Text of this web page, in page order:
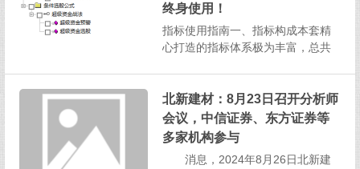
终身使用！
指标使用指南一、指标构成本套精
心打造的指标体系极为丰富，总共
标，总计7个指标，为投资者提供全
方位的股市分析视角。二、选股指
标说明（一）超级资金选股选股逻
辑：该选股指标筛选出的股票需...
北新建材：8月23日召开分析师
会议，中信证券、东方证券等
多家机构参与
消息，2024年8月26日北新建